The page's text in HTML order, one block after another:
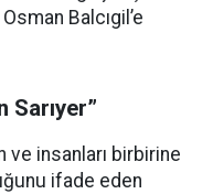
Balcıgil’e
Sarıyer”
ve insanları birbirine
ifade eden